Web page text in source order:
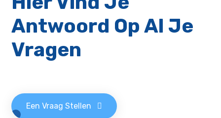
Antwoord Op Al Je
Vragen
Een Vraag Stellen